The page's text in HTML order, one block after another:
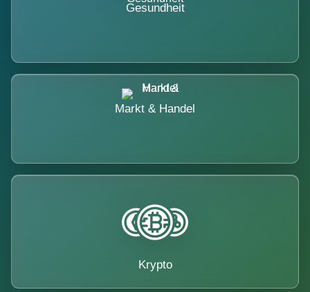
Gesundheit
Markt & Handel
Krypto